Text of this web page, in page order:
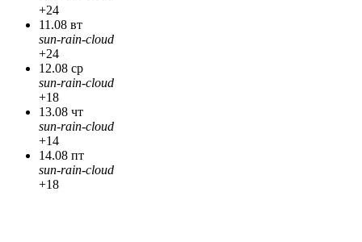
+24
11.08 вт
sun-rain-cloud
+24
12.08 ср
sun-rain-cloud
+18
13.08 чт
sun-rain-cloud
+14
14.08 пт
sun-rain-cloud
+18